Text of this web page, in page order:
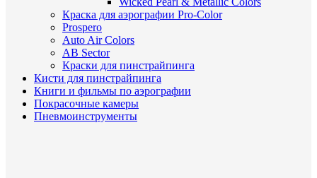
Краска для аэрографии Pro-Color
Prospero
Auto Air Colors
AB Sector
Краски для пинстрайпинга
Кисти для пинстрайпинга
Книги и фильмы по аэрографии
Покрасочные камеры
Пневмоинструменты